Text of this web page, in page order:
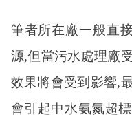
筆者所在廠一般直
源,但當污水處理廠
效果將會受到影響,
會引起中水氨氮超